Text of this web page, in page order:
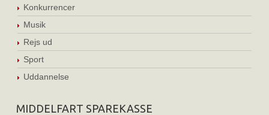
Konkurrencer
Musik
Rejs ud
Sport
Uddannelse
MIDDELFART SPAREKASSE